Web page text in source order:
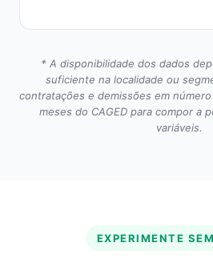
* A disponibilidade dos dados
suficiente na localidade ou
contratações e demissões em
meses do CAGED para compor a
variáveis.
EXPERIMENTE